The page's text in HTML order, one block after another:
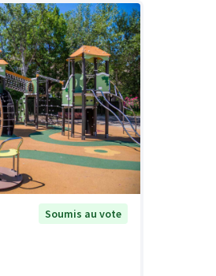
Soumis au vote